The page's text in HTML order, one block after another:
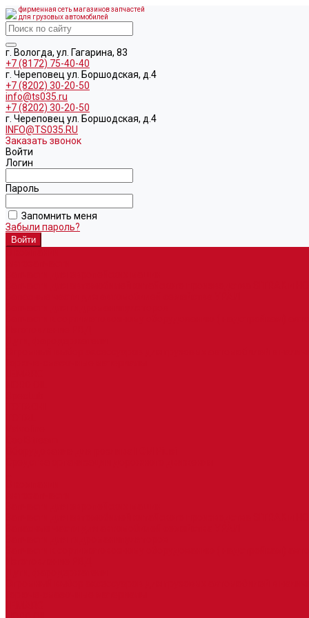
фирменная сеть магазинов запчастей
для грузовых автомобилей
г. Вологда, ул. Гагарина, 83
+7 (8172) 75-40-40
г. Череповец ул. Боршодская, д.4
+7 (8202) 30-20-50
info@ts035.ru
+7 (8202) 30-20-50
г. Череповец ул. Боршодская, д.4
INFO@TS035.RU
Заказать звонок
Войти
Логин
Пароль
Запомнить меня
Забыли пароль?